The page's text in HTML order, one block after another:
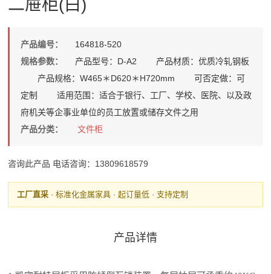
二屉柜(白)
产品编号：
164818-520
规格参数：
产品型号：D-A2 产品材质：优质冷轧钢板
产品规格：W465＊D620＊H720mm 可否定做：可
定制 适用范围：适合于银行、工厂、学校、医院、以及政
府机关等企事业单位的员工放置或储存文件之用
产品分类：
文件柜
咨询此产品 电话咨询：13809618579
工厂直采 · 标准化金属家具 · 起订量低 · 支持定制
产品详情